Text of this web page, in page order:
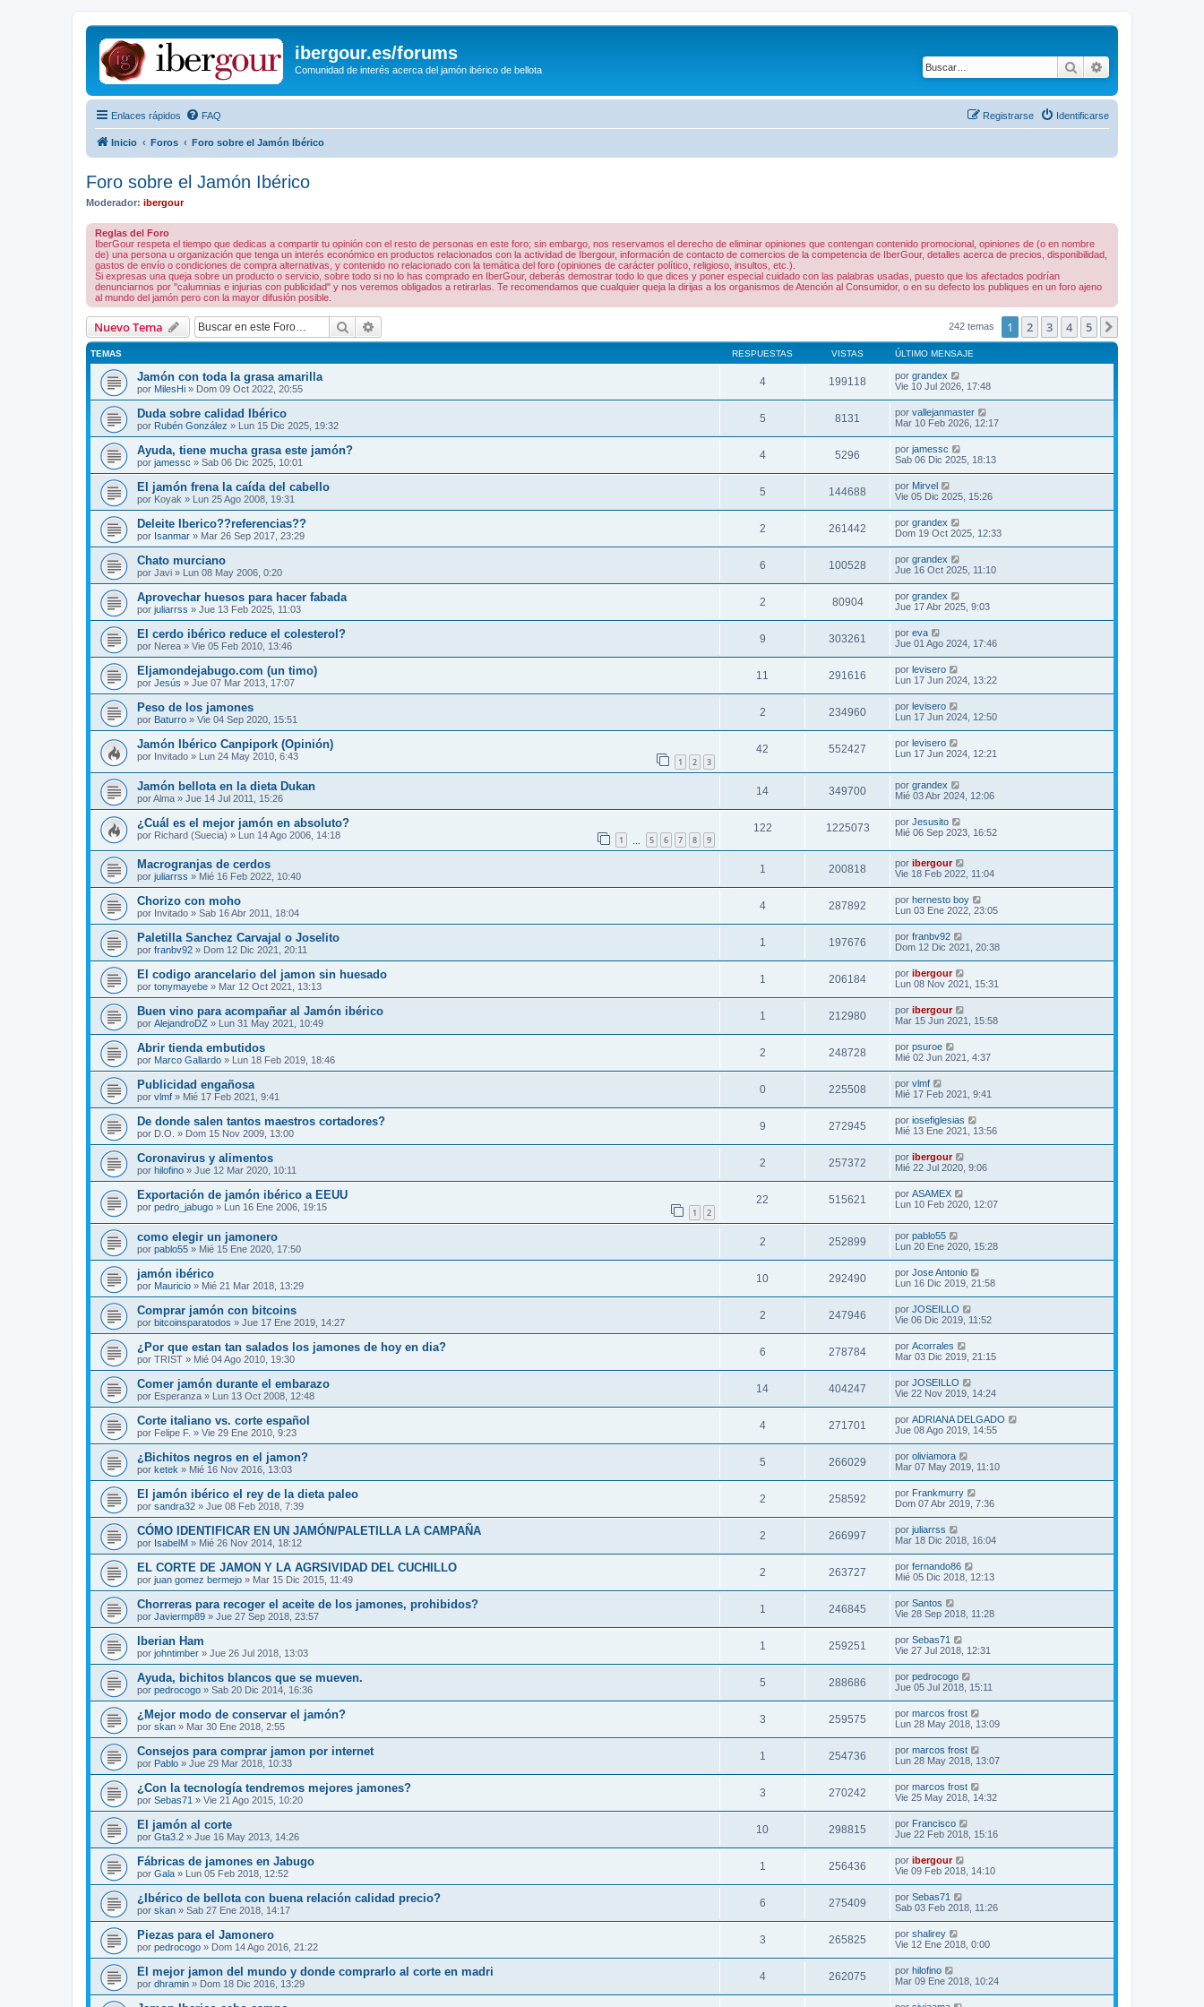
ibergour.es/forums
Comunidad de interés acerca del jamón ibérico de bellota Buscar
Enlaces rápidos FAQ Identificarse
Registrarse
Inicio Foros Foro sobre el Jamón Ibérico
Foro sobre el Jamón Ibérico
Moderador: ibergour
Reglas del Foro
IberGour respeta el tiempo que dedicas a compartir tu opinión con el resto de personas en este foro; sin embargo, nos reservamos el derecho de eliminar opiniones que contengan contenido promocional, opiniones de (o en nombre
de) una persona u organización que tenga un interés económico en productos relacionados con la actividad de Ibergour, información de contacto de comercios de la competencia de IberGour, detalles acerca de precios, disponibilidad,
gastos de envío o condiciones de compra alternativas, y contenido no relacionado con la temática del foro (opiniones de carácter político, religioso, insultos, etc.).
Si expresas una queja sobre un producto o servicio, sobre todo si no lo has comprado en IberGour, deberás demostrar todo lo que dices y poner especial cuidado con las palabras usadas, puesto que los afectados podrían
denunciarnos por "calumnias e injurias con publicidad" y nos veremos obligados a retirarlas. Te recomendamos que cualquier queja la dirijas a los organismos de Atención al Consumidor, o en su defecto los publiques en un foro ajeno
al mundo del jamón pero con la mayor difusión posible.
Nuevo Tema Buscar 242 temas 1 2 3 4 5
TEMAS RESPUESTAS VISTAS ÚLTIMO MENSAJE
Jamón con toda la grasa amarilla
por MilesHi » Dom 09 Oct 2022, 20:55
4 199118 por grandex
Vie 10 Jul 2026, 17:48
Duda sobre calidad Ibérico
por Rubén González » Lun 15 Dic 2025, 19:32
5 8131 por vallejanmaster
Mar 10 Feb 2026, 12:17
Ayuda, tiene mucha grasa este jamón?
por jamessc » Sab 06 Dic 2025, 10:01
4 5296 por jamessc
Sab 06 Dic 2025, 18:13
El jamón frena la caída del cabello
por Koyak » Lun 25 Ago 2008, 19:31
5 144688 por Mirvel
Vie 05 Dic 2025, 15:26
Deleite Iberico??referencias??
por Isanmar » Mar 26 Sep 2017, 23:29
2 261442 por grandex
Dom 19 Oct 2025, 12:33
Chato murciano
por Javi » Lun 08 May 2006, 0:20
6 100528 por grandex
Jue 16 Oct 2025, 11:10
Aprovechar huesos para hacer fabada
por juliarrss » Jue 13 Feb 2025, 11:03
2 80904 por grandex
Jue 17 Abr 2025, 9:03
El cerdo ibérico reduce el colesterol?
por Nerea » Vie 05 Feb 2010, 13:46
9 303261 por eva
Jue 01 Ago 2024, 17:46
Eljamondejabugo.com (un timo)
por Jesús » Jue 07 Mar 2013, 17:07
11 291616 por levisero
Lun 17 Jun 2024, 13:22
Peso de los jamones
por Baturro » Vie 04 Sep 2020, 15:51
2 234960 por levisero
Lun 17 Jun 2024, 12:50
Jamón Ibérico Canpipork (Opinión)
por Invitado » Lun 24 May 2010, 6:43 1 2 3
42 552427 por levisero
Lun 17 Jun 2024, 12:21
Jamón bellota en la dieta Dukan
porAlma » Jue 14 Jul 2011, 15:26
14 349700 por grandex
Mié 03 Abr 2024, 12:06
¿Cuál es el mejor jamón en absoluto?
por Richard (Suecia) » Lun 14 Ago 2006, 14:18 1 5 6 7 8 9
122 1225073 por Jesusito
Mié 06 Sep 2023, 16:52
Macrogranjas de cerdos
por juliarrss » Mié 16 Feb 2022, 10:40
1 200818 por ibergour
Vie 18 Feb 2022, 11:04
Chorizo con moho
por Invitado » Sab 16 Abr 2011, 18:04
4 287892 por hernesto boy
Lun 03 Ene 2022, 23:05
Paletilla Sanchez Carvajal o Joselito
por franbv92 » Dom 12 Dic 2021, 20:11
1 197676 por franbv92
Dom 12 Dic 2021, 20:38
El codigo arancelario del jamon sin huesado
por tonymayebe » Mar 12 Oct 2021, 13:13
1 206184 por ibergour
Lun 08 Nov 2021, 15:31
Buen vino para acompañar al Jamón ibérico
por AlejandroDZ » Lun 31 May 2021, 10:49
1 212980 por ibergour
Mar 15 Jun 2021, 15:58
Abrir tienda embutidos
por Marco Gallardo » Lun 18 Feb 2019, 18:46
2 248728 por psuroe
Mié 02 Jun 2021, 4:37
Publicidad engañosa
por vlmf » Mié 17 Feb 2021, 9:41
0 225508 por vlmf
Mié 17 Feb 2021, 9:41
De donde salen tantos maestros cortadores?
por D.O. » Dom 15 Nov 2009, 13:00
9 272945 por iosefiglesias
Mié 13 Ene 2021, 13:56
Coronavirus y alimentos
por hilofino » Jue 12 Mar 2020, 10:11
2 257372 por ibergour
Mié 22 Jul 2020, 9:06
Exportación de jamón ibérico a EEUU
por pedro_jabugo » Lun 16 Ene 2006, 19:15 1 2
22 515621 por ASAMEX
Lun 10 Feb 2020, 12:07
como elegir un jamonero
por pablo55 » Mié 15 Ene 2020, 17:50
2 252899 por pablo55
Lun 20 Ene 2020, 15:28
jamón ibérico
por Mauricio » Mié 21 Mar 2018, 13:29
10 292490 por Jose Antonio
Lun 16 Dic 2019, 21:58
Comprar jamón con bitcoins
por bitcoinsparatodos » Jue 17 Ene 2019, 14:27
2 247946 por JOSEILLO
Vie 06 Dic 2019, 11:52
¿Por que estan tan salados los jamones de hoy en dia?
por TRIST » Mié 04 Ago 2010, 19:30
6 278784 por Acorrales
Mar 03 Dic 2019, 21:15
Comer jamón durante el embarazo
por Esperanza » Lun 13 Oct 2008, 12:48
14 404247 por JOSEILLO
Vie 22 Nov 2019, 14:24
Corte italiano vs. corte español
por Felipe F. » Vie 29 Ene 2010, 9:23
4 271701 por ADRIANA DELGADO
Jue 08 Ago 2019, 14:55
¿Bichitos negros en el jamon?
por ketek » Mié 16 Nov 2016, 13:03
5 266029 por oliviamora
Mar 07 May 2019, 11:10
El jamón ibérico el rey de la dieta paleo
por sandra32 » Jue 08 Feb 2018, 7:39
2 258592 por Frankmurry
Dom 07 Abr 2019, 7:36
CÓMO IDENTIFICAR EN UN JAMÓN/PALETILLA LA CAMPAÑA
por IsabelM » Mié 26 Nov 2014, 18:12
2 266997 por juliarrss
Mar 18 Dic 2018, 16:04
EL CORTE DE JAMON Y LA AGRSIVIDAD DEL CUCHILLO
por juan gomez bermejo » Mar 15 Dic 2015, 11:49
2 263727 por fernando86
Mié 05 Dic 2018, 12:13
Chorreras para recoger el aceite de los jamones, prohibidos?
por Javiermp89 » Jue 27 Sep 2018, 23:57
1 246845 por Santos
Vie 28 Sep 2018, 11:28
Iberian Ham
por johntimber » Jue 26 Jul 2018, 13:03
1 259251 por Sebas71
Vie 27 Jul 2018, 12:31
Ayuda, bichitos blancos que se mueven.
por pedrocogo » Sab 20 Dic 2014, 16:36
5 288686 por pedrocogo
Jue 05 Jul 2018, 15:11
¿Mejor modo de conservar el jamón?
por skan » Mar 30 Ene 2018, 2:55
3 259575 por marcos frost
Lun 28 May 2018, 13:09
Consejos para comprar jamon por internet
por Pablo » Jue 29 Mar 2018, 10:33
1 254736 por marcos frost
Lun 28 May 2018, 13:07
¿Con la tecnología tendremos mejores jamones?
por Sebas71 » Vie 21 Ago 2015, 10:20
3 270242 por marcos frost
Vie 25 May 2018, 14:32
El jamón al corte
por Gta3.2 » Jue 16 May 2013, 14:26
10 298815 por Francisco
Jue 22 Feb 2018, 15:16
Fábricas de jamones en Jabugo
por Gala » Lun 05 Feb 2018, 12:52
1 256436 por ibergour
Vie 09 Feb 2018, 14:10
¿Ibérico de bellota con buena relación calidad precio?
por skan » Sab 27 Ene 2018, 14:17
6 275409 por Sebas71
Sab 03 Feb 2018, 11:26
Piezas para el Jamonero
por pedrocogo » Dom 14 Ago 2016, 21:22
3 265825 por shalirey
Vie 12 Ene 2018, 0:00
El mejor jamon del mundo y donde comprarlo al corte en madri
por dhramin » Dom 18 Dic 2016, 13:29
4 262075 por hilofino
Mar 09 Ene 2018, 10:24